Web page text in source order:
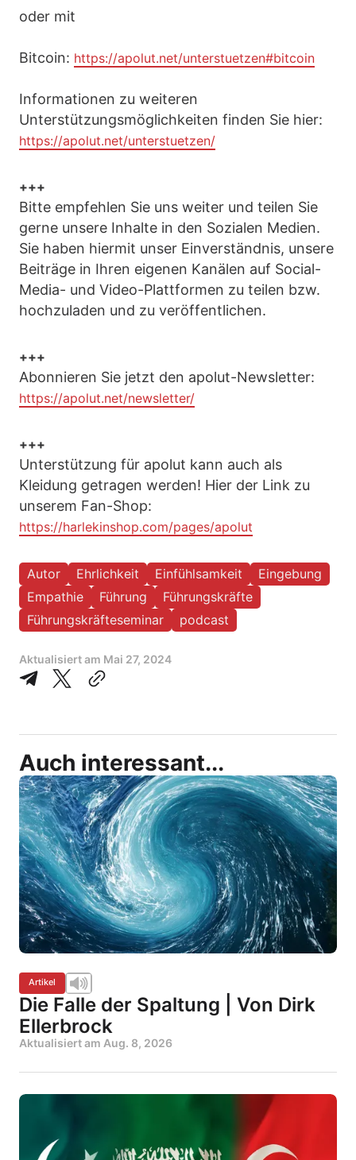
oder mit
Bitcoin: https://apolut.net/unterstuetzen#bitcoin
Informationen zu weiteren
Unterstützungsmöglichkeiten finden Sie hier:
https://apolut.net/unterstuetzen/
+++
Bitte empfehlen Sie uns weiter und teilen Sie
gerne unsere Inhalte in den Sozialen Medien.
Sie haben hiermit unser Einverständnis, unsere
Beiträge in Ihren eigenen Kanälen auf Social-
Media- und Video-Plattformen zu teilen bzw.
hochzuladen und zu veröffentlichen.
+++
Abonnieren Sie jetzt den apolut-Newsletter:
https://apolut.net/newsletter/
+++
Unterstützung für apolut kann auch als
Kleidung getragen werden! Hier der Link zu
unserem Fan-Shop:
https://harlekinshop.com/pages/apolut
Autor Ehrlichkeit Einfühlsamkeit
Eingebung
Empathie
Führung
Führungskräfte
Führungskräfteseminar
podcast
Aktualisiert am Mai 27, 2024
Auch interessant...
Artikel
Die Falle der Spaltung | Von Dirk
Ellerbrock
Aktualisiert am Aug. 8, 2026